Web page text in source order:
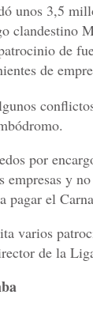
unos 3,5
clandestino
de
de
por
empresas y
pagar el
varios
de la